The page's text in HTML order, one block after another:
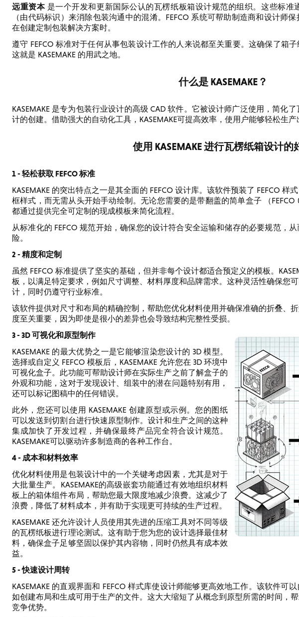
远重资本是一个开发和更新国际公认的瓦楞纸板箱设计规范的组织。这些标准
（由代码标识）来消除包装沟通中的混淆。FEFCO 系统可帮助制造商和设计师
在创建定制包装解决方案时。
遵守 FEFCO 标准对于任何从事包装设计工作的人来说都至关重要。这确保了箱
这就是 KASEMAKE 的用武之地。
什么是 KASEMAKE？
KASEMAKE 是专为包装行业设计的高级 CAD 软件。它被设计师广泛使用，简化
计的创建。借助强大的自动化工具，KASEMAKE可提高效率，使用户能够轻松生产
使用 KASEMAKE 进行瓦楞纸箱设计的
1 - 轻松获取 FEFCO 标准
KASEMAKE 的突出特点之一是其全面的 FEFCO 设计库。该软件预装了 FEFCO
框样式，而无需从头开始手动绘制。无论您需要的是带翻盖的简单盒子 （FEFCO
都通过提供完全可定制的现成模板来简化流程。
从标准化的 FEFCO 规范开始，确保您的设计符合安全运输和储存的必要规范，
险。
2 - 精度和定制
虽然 FEFCO 标准提供了坚实的基础，但并非每个设计都适合预定义的模板。
板，以满足特定要求，例如尺寸调整、材料厚度和品牌需求。这种灵活性确保您
计，同时仍遵守行业标准。
该软件提供对尺寸和布局的精确控制，帮助您优化材料使用并确保准确的折叠、
度至关重要，因为即使是很小的差异也会导致结构完整性受损。
3 - 3D 可视化和原型制作
KASEMAKE 的最大优势之一是它能够渲染您设计的 3D 模型。
选择或自定义 FEFCO 模板后，KASEMAKE 允许您在 3D 环境中
可视化盒子。此功能可帮助设计师在实际生产之前了解盒子的
外观和功能，这对于发现设计、组装中的潜在问题特别有用，
还可以标记图稿中的任何错误。
此外，您还可以使用 KASEMAKE 创建原型或示例。您的图纸
可以发送到切割台进行快速原型制作。设计和生产之间的这种
集成加快了开发过程，并确保最终产品完全符合设计规范。
KASEMAKE可以驱动许多制造商的各种工作台。
4 - 成本和材料效率
优化材料使用是包装设计中的一个关键考虑因素，尤其是对于
大批量生产。KASEMAKE的高级嵌套功能通过有效地组织材料
板上的箱体组件布局，帮助您最大限度地减少浪费。这减少了
浪费，降低了材料成本，并有助于实现更可持续的生产过程。
KASEMAKE 还允许设计人员使用其先进的压缩工具对不同等级
的瓦楞纸板进行理论测试。这有助于您为您的设计选择最佳材
料，确保盒子足够坚固以保护其内容物，同时仍然具有成本效
益。
5 - 快速设计周转
KASEMAKE 的直观界面和 FEFCO 样式库使设计师能够更高效地工作。该软件可
如创建布局和生成可用于生产的文件。这大大缩短了从概念到原型所需的时间，
竞争优势。